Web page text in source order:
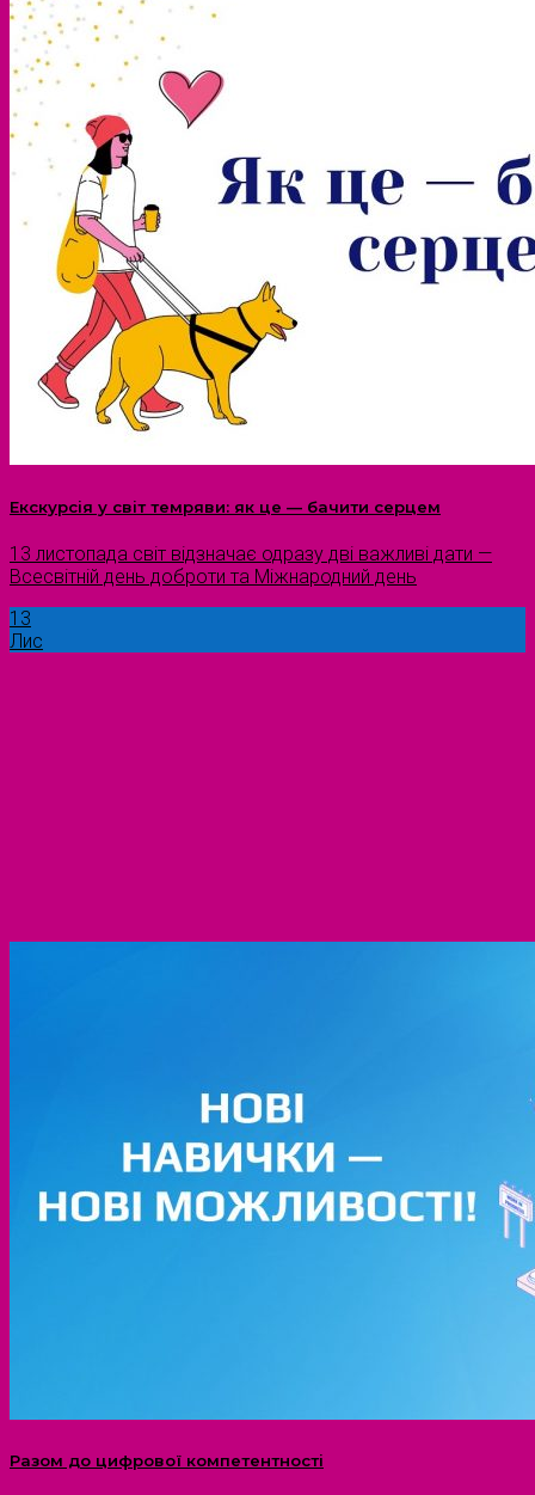
Екскурсія у світ темряви: як це — бачити серцем
13 листопада світ відзначає одразу дві важливі дати —
Всесвітній день доброти та Міжнародний день
13
Лис
Разом до цифрової компетентності